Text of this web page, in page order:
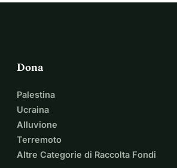
Dona
Palestina
Ucraina
Alluvione
Terremoto
Altre Categorie di Raccolta Fondi